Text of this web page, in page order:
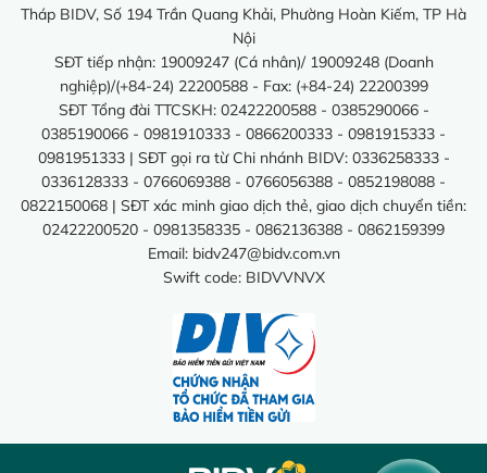
Tháp BIDV, Số 194 Trần Quang Khải, Phường Hoàn Kiếm, TP Hà
Nội
SĐT tiếp nhận: 19009247 (Cá nhân)/ 19009248 (Doanh
nghiệp)/(+84-24) 22200588 - Fax: (+84-24) 22200399
SĐT Tổng đài TTCSKH: 02422200588 - 0385290066 -
0385190066 - 0981910333 - 0866200333 - 0981915333 -
0981951333 | SĐT gọi ra từ Chi nhánh BIDV: 0336258333 -
0336128333 - 0766069388 - 0766056388 - 0852198088 -
0822150068 | SĐT xác minh giao dịch thẻ, giao dịch chuyển tiền:
02422200520 - 0981358335 - 0862136388 - 0862159399
Email: bidv247@bidv.com.vn
Swift code: BIDVVNVX